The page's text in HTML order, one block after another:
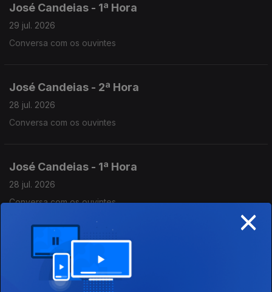
José Candeias - 1ª Hora
29 jul. 2026
Conversa com os ouvintes
José Candeias - 2ª Hora
28 jul. 2026
Conversa com os ouvintes
José Candeias - 1ª Hora
28 jul. 2026
Conversa com os ouvintes
José Candeias - 2ª Hora
Conversa com os ouvintes
×